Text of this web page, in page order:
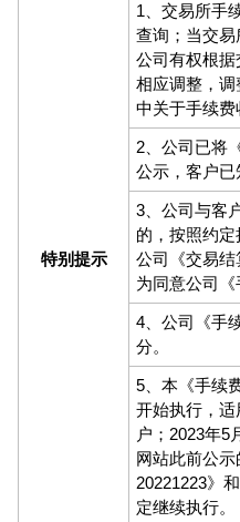
特别提示
1、交易所手
查询；当交易
公司有权根
相应调整，调
中关于手续费
2、公司已将
公示，客户已
3、公司与客
的，按照约
公司《交易
为同意公司《
4、公司《手
分。
5、本《手续
开始执行，适
户；2023年5
网站此前公
20221223》
定继续执行。